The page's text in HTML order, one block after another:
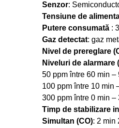
Senzor:
Tensiune de
Putere consumată :
Gaz detectat: gaz
Nivel de prereglare
Niveluri de alarmare
50 ppm între 60 min –
100 ppm între 10 min
300 ppm între 0 min –
Timp de stabilizare
Simultan (CO): 2 min